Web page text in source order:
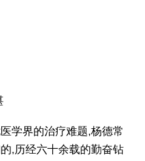
学界的治疗难题,杨德常
,历经六十余载的勤奋钻